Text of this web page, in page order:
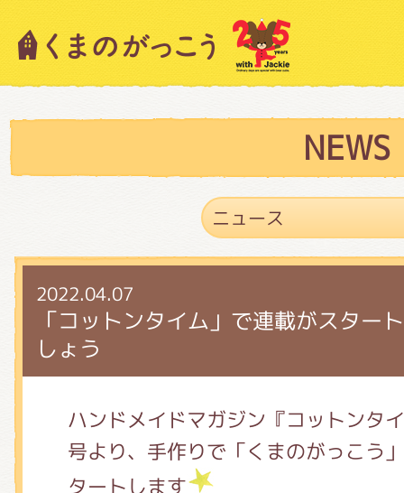
NEWS
2022.04.07
「コットンタイム」で連載がスター
しょう
ハンドメイドマガジン『コットンタ
号より、手作りで「くまのがっこう
タートします
キャラクター紹介
スタッフブログ
絵本・作家紹介
グッズインフォメーション